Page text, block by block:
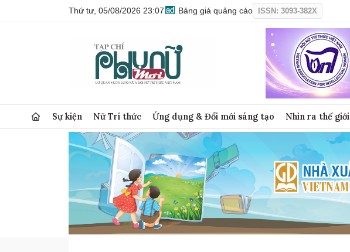
Thứ tư, 05/08/2026 23:07 Bảng giá quảng cáo ISSN: 3093-382X
Sự kiện Nữ Trí thức Ứng dụng & Đổi mới sáng tạo Nhìn ra thế giới